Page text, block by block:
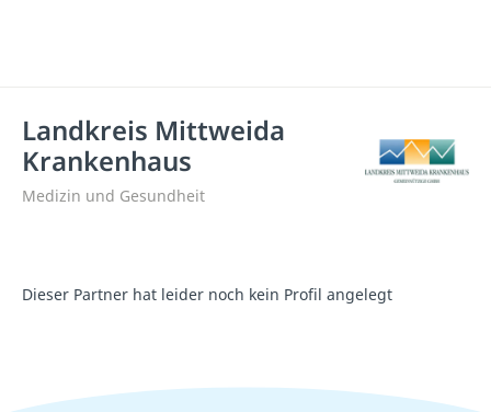
Landkreis Mittweida
Krankenhaus
Medizin und Gesundheit
Dieser Partner hat leider noch kein Profil angelegt